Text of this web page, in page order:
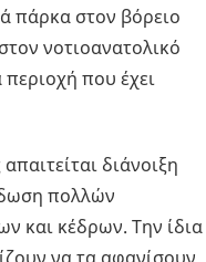
πάρκα στον βόρειο
νοτιοανατολικό
που έχει
διάνοιξη
πολλών
και κέδρων. Την ίδια